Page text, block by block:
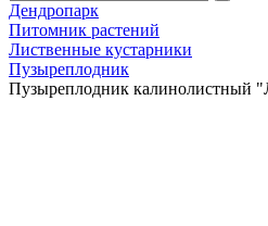
Дендропарк
Питомник растений
Лиственные кустарники
Пузыреплодник
Пузыреплодник калинолистный